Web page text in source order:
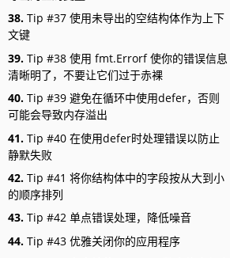
38. Tip #37 使用未导出的空结构体作为上下
文键
39. Tip #38 使用 fmt.Errorf 使你的错误信息
清晰明了，不要让它们过于赤裸
40. Tip #39 避免在循环中使用defer，否则
可能会导致内存溢出
41. Tip #40 在使用defer时处理错误以防止
静默失败
42. Tip #41 将你结构体中的字段按从大到小
的顺序排列
43. Tip #42 单点错误处理，降低噪音
44. Tip #43 优雅关闭你的应用程序